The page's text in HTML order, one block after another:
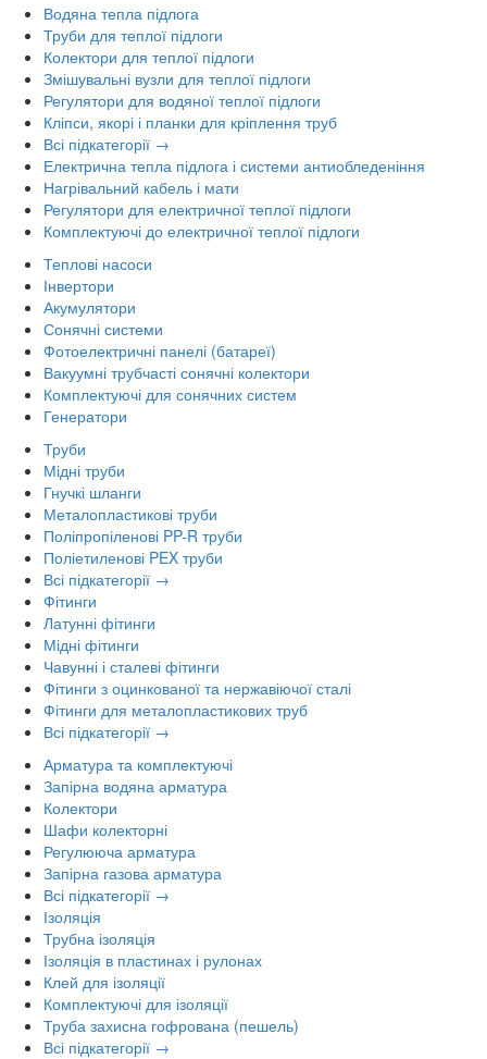
Водяна тепла підлога
Труби для теплої підлоги
Колектори для теплої підлоги
Змішувальні вузли для теплої підлоги
Регулятори для водяної теплої підлоги
Кліпси, якорі і планки для кріплення труб
Всі підкатегорії →
Електрична тепла підлога і системи антиобледеніння
Нагрівальний кабель і мати
Регулятори для електричної теплої підлоги
Комплектуючі до електричної теплої підлоги
Теплові насоси
Інвертори
Акумулятори
Сонячні системи
Фотоелектричні панелі (батареї)
Вакуумні трубчасті сонячні колектори
Комплектуючі для сонячних систем
Генератори
Труби
Мідні труби
Гнучкі шланги
Металопластикові труби
Поліпропіленові PP-R труби
Поліетиленові PEX труби
Всі підкатегорії →
Фітинги
Латунні фітинги
Мідні фітинги
Чавунні і сталеві фітинги
Фітинги з оцинкованої та нержавіючої сталі
Фітинги для металопластикових труб
Всі підкатегорії →
Арматура та комплектуючі
Запірна водяна арматура
Колектори
Шафи колекторні
Регулююча арматура
Запірна газова арматура
Всі підкатегорії →
Ізоляція
Трубна ізоляція
Ізоляція в пластинах і рулонах
Клей для ізоляції
Комплектуючі для ізоляції
Труба захисна гофрована (пешель)
Всі підкатегорії →